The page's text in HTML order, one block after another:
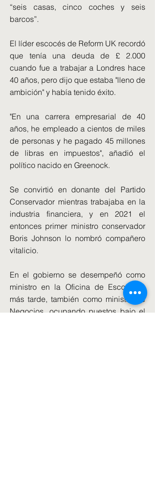
“seis casas, cinco coches y seis
barcos”.
El líder escocés de Reform UK recordó
que tenía una deuda de £ 2.000
cuando fue a trabajar a Londres hace
40 años, pero dijo que estaba "lleno de
ambición" y había tenido éxito.
"En una carrera empresarial de 40
años, he empleado a cientos de miles
de personas y he pagado 45 millones
de libras en impuestos", añadió el
político nacido en Greenock.
Se convirtió en donante del Partido
Conservador mientras trabajaba en la
industria financiera, y en 2021 el
entonces primer ministro conservador
Boris Johnson lo nombró compañero
vitalicio.
En el gobierno se desempeñó como
ministro en la Oficina de Escocia y,
más tarde, también como ministro de
Negocios, ocupando puestos bajo el